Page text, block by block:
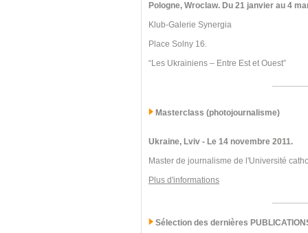
Pologne, Wroclaw. Du 21 janvier au 4
Klub-Galerie Synergia
Place Solny 16.
“Les Ukrainiens – Entre Est et Ouest”
Masterclass (photojournalisme)
Ukraine, Lviv - Le 14 novembre 2011.
Master de journalisme de l'Université
Plus d'informations
Sélection des dernières